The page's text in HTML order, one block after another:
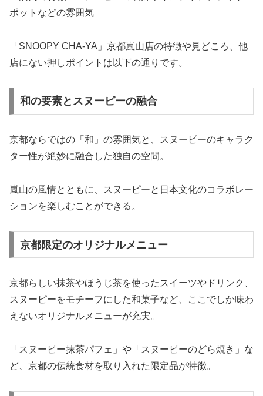
ポットなどの雰囲気
「SNOOPY CHA-YA」京都嵐山店の特徴や見どころ、他
店にない押しポイントは以下の通りです。
和の要素とスヌーピーの融合
京都ならではの「和」の雰囲気と、スヌーピーのキャラク
ター性が絶妙に融合した独自の空間。
嵐山の風情とともに、スヌーピーと日本文化のコラボレー
ションを楽しむことができる。
京都限定のオリジナルメニュー
京都らしい抹茶やほうじ茶を使ったスイーツやドリンク、
スヌーピーをモチーフにした和菓子など、ここでしか味わ
えないオリジナルメニューが充実。
「スヌーピー抹茶パフェ」や「スヌーピーのどら焼き」な
ど、京都の伝統食材を取り入れた限定品が特徴。